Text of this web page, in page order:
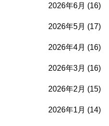
2026年6月 (16)
2026年5月 (17)
2026年4月 (16)
2026年3月 (16)
2026年2月 (15)
2026年1月 (14)